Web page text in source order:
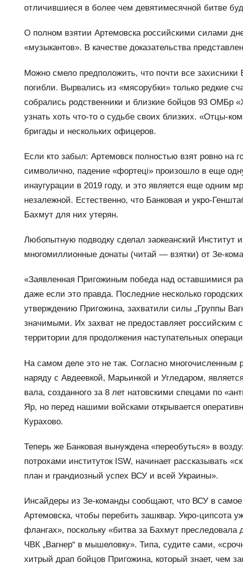
отличившиеся в более чем девятимесячной битве
О полном взятии Артемовска российскими силами
«музыкантов». В качестве доказательства
Можно смело предположить, что почти все
погибли. Вырвались из «мясорубки» только редкие
собрались родственники и близкие бойцов 93 ОМБр
узнать хоть что-то о судьбе своих близких. «Отцы-
бригады и нескольких офицеров.
Если кто забыл: Артемовск полностью взят ровно на
символично, падение «фортецi» произошло в еще
инаугурации в 2019 году, и это является еще одним
незалежной. Естественно, что Банковая и укро-
Бахмут для них утерян.
Любопытную подводку сделал заокеанский Институт
многомиллионные донаты (читай — взятки) от Зе-
«Заявленная Пригожиным победа над оставшимися
даже если это правда. Последние несколько
утверждению Пригожина, захватили силы „Группы
значимыми. Их захват не предоставляет российским
территории для продолжения наступательных
На самом деле это не так. Согласно многочисленным
наряду с Авдеевкой, Марьинкой и Угледаром,
вала, созданного за 8 лет натовскими спецами по
Яр, но перед нашими войсками открывается
Курахово.
Теперь же Банковая вынуждена «переобуться» в
потрохами институток ISW, начинает рассказывать
план и грандиозный успех ВСУ и всей Украины».
Инсайдеры из Зе-команды сообщают, что ВСУ в
Артемовска, чтобы перебить зашквар. Укро-ципсота
флангах», поскольку «битва за Бахмут
ЧВК „Вагнер“ в мышеловку». Типа, судите сами,
хитрый драп бойцов Пригожина, который знает, чем